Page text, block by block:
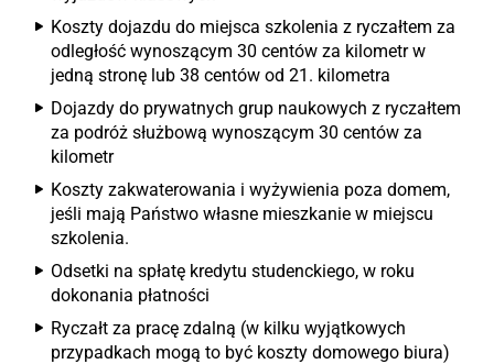
Koszty dojazdu do miejsca szkolenia z ryczałtem za
odległość wynoszącym 30 centów za kilometr w
jedną stronę lub 38 centów od 21. kilometra
Dojazdy do prywatnych grup naukowych z ryczałtem
za podróż służbową wynoszącym 30 centów za
kilometr
Koszty zakwaterowania i wyżywienia poza domem,
jeśli mają Państwo własne mieszkanie w miejscu
szkolenia.
Odsetki na spłatę kredytu studenckiego, w roku
dokonania płatności
Ryczałt za pracę zdalną (w kilku wyjątkowych
przypadkach mogą to być koszty domowego biura)